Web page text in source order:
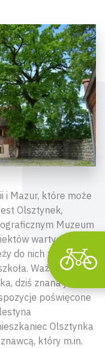
i Mazur, które może
Olsztynek,
Muzeum
wartych
do nich zamek
Ważnym
dziś znana jako
poświęcone
Olsztynka
który m.in.